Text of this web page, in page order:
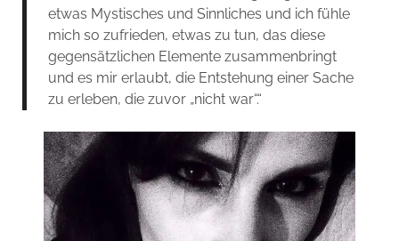
etwas Mystisches und Sinnliches und ich fühle
mich so zufrieden, etwas zu tun, das diese
gegensätzlichen Elemente zusammenbringt
und es mir erlaubt, die Entstehung einer Sache
zu erleben, die zuvor „nicht war“.“